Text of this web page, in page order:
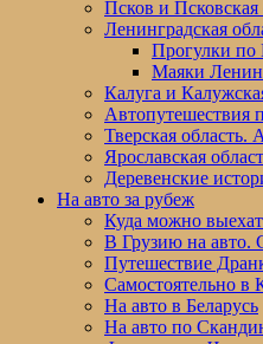
Псков и
Ленинградская
Прогулки по
Маяки
Калуга и
Автопутешествия
Тверская область.
Ярославская
Деревенские
На авто за рубеж
Куда можно
В Грузию на авто.
Путешествие
Самостоятельно в
На авто в Беларусь
На авто по